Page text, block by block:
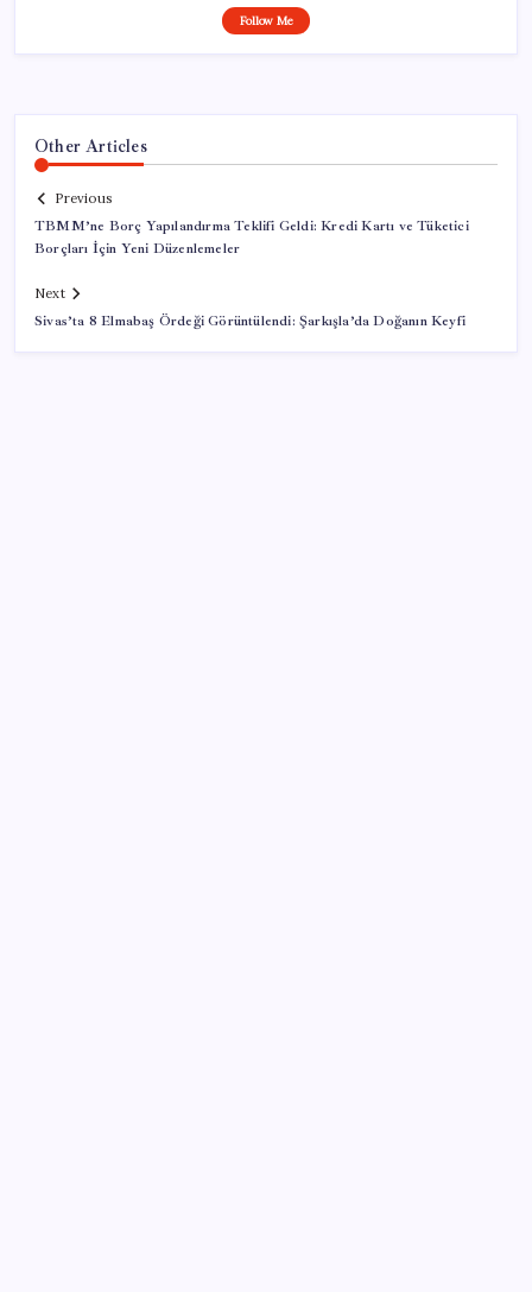
Follow Me
Other Articles
Previous
TBMM’ne Borç Yapılandırma Teklifi Geldi: Kredi Kartı ve Tüketici
Borçları İçin Yeni Düzenlemeler
Next
Sivas’ta 8 Elmabaş Ördeği Görüntülendi: Şarkışla’da Doğanın Keyfi